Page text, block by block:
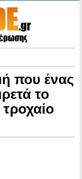
που ένας
το